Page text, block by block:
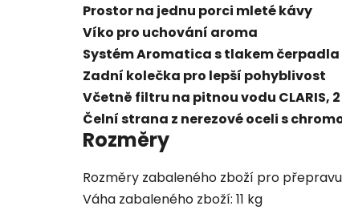
Prostor na jednu porci mleté kávy
Víko pro uchování aroma
Systém Aromatica s tlakem čerpadla
Zadní kolečka pro lepší pohyblivost
Včetně filtru na pitnou vodu
Čelní strana z nerezové oceli s
Rozměry
Rozměry zabaleného zboží pro
Váha zabaleného zboží: 11 kg